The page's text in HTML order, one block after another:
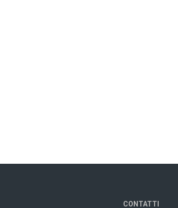
CONTATTI